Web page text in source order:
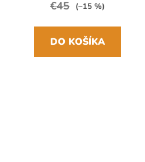
€45 (–15 %)
DO KOŠÍKA